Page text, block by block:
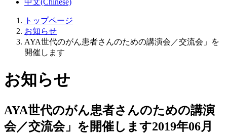
トップページ
お知らせ
AYA世代のがん患者さんのための講演会／交流会」を
開催します
お知らせ
AYA世代のがん患者さんのための講演
会／交流会」を開催します2019年06月